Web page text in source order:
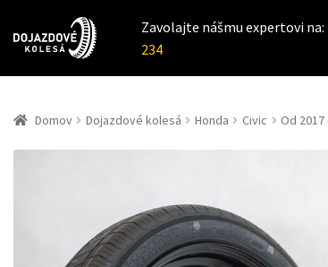
Zavolajte nášmu expertovi na:
234
Domov Dojazdové kolesá Honda Civic Od 2017